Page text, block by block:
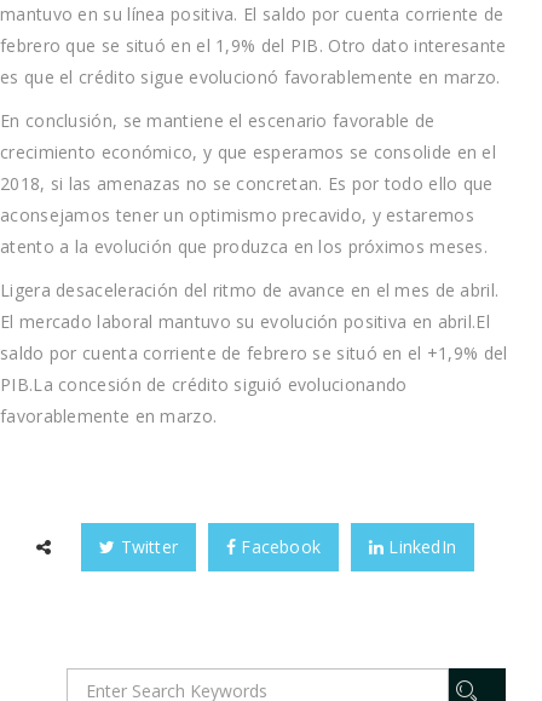
mantuvo en su línea positiva. El saldo por cuenta corriente de
febrero que se situó en el 1,9% del PIB. Otro dato interesante
es que el crédito sigue evolucionó favorablemente en marzo.
En conclusión, se mantiene el escenario favorable de
crecimiento económico, y que esperamos se consolide en el
2018, si las amenazas no se concretan. Es por todo ello que
aconsejamos tener un optimismo precavido, y estaremos
atento a la evolución que produzca en los próximos meses.
Ligera desaceleración del ritmo de avance en el mes de abril.
El mercado laboral mantuvo su evolución positiva en abril.El
saldo por cuenta corriente de febrero se situó en el +1,9% del
PIB.La concesión de crédito siguió evolucionando
favorablemente en marzo.
Twitter Facebook LinkedIn